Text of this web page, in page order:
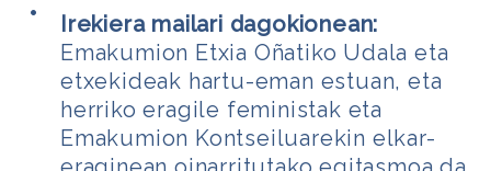
Irekiera mailari dagokionean:
Emakumion Etxia Oñatiko Udala eta
etxekideak hartu-eman estuan, eta
herriko eragile feministak eta
Emakumion Kontseiluarekin elkar-